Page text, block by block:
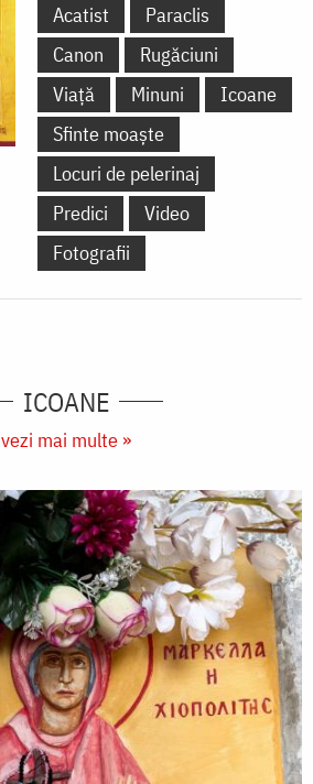
Acatist
Paraclis
Canon
Rugăciuni
Viață
Minuni
Icoane
Sfinte moaște
Locuri de pelerinaj
Predici
Video
Fotografii
ICOANE
vezi mai multe »